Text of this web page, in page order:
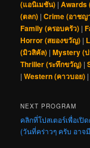
(แอนิเมชัน) |Awards
(ตลก) |Crime (อาชญ
Family (ครอบครัว) |
Horror (สยองขวัญ) |
(มิวสิคัล) |Mystery (
Thriller (ระทึกขวัญ) |
|Western (คาวบอย)
NEXT PROGRAM
คลิกที่โปสเตอร์เพื่อเปิ
(วันที่คร่าวๆ ครับ อาจ